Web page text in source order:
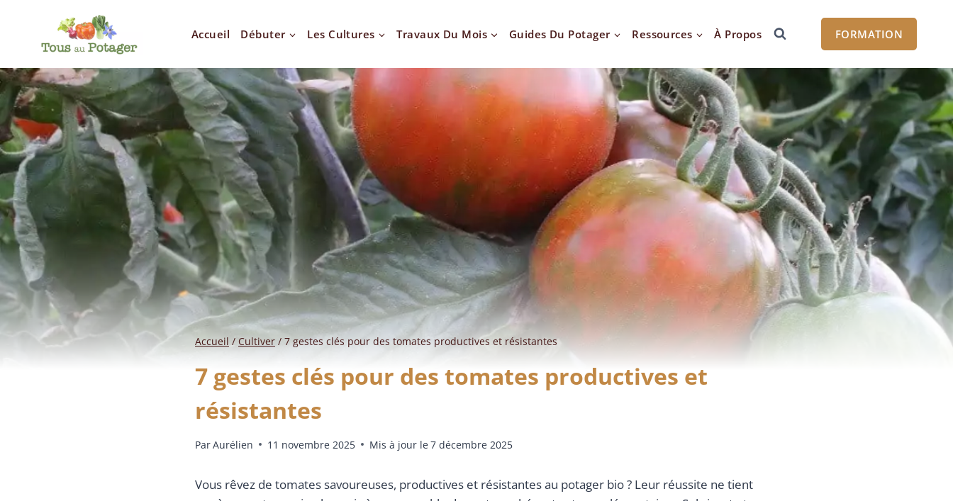
Accueil Débuter Les Cultures Travaux Du Mois Guides Du Potager Ressources À Propos FORMATION
Accueil / Cultiver / 7 gestes clés pour des tomates productives et résistantes
7 gestes clés pour des tomates productives et
résistantes
ParAurélien 11 novembre 2025 Mis à jour le7 décembre 2025
Vous rêvez de tomates savoureuses, productives et résistantes au potager bio ? Leur réussite ne tient